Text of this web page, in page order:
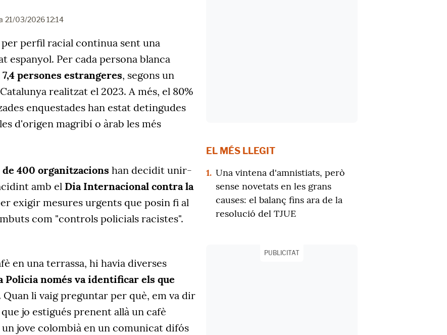
21/03/2026 12:14
perfil racial continua sent una
espanyol. Per cada persona blanca
7,4 persones estrangeres, segons un
realitzat el 2023. A més, el 80%
enquestades han estat detingudes
d'origen magribí o àrab les més
de 400 organitzacions han decidit unir-
amb el Dia Internacional contra la
exigir mesures urgents que posin fi al
com "controls policials racistes".
en una terrassa, hi havia diverses
Policia només va identificar els que
Quan li vaig preguntar per què, em va dir
jo estigués prenent allà un cafè
jove colombià en un comunicat difós
EL MÉS LLEGIT
1. Una vintena d'amnistiats, però
sense novetats en les grans
causes: el balanç fins ara de la
resolució del TJUE
PUBLICITAT